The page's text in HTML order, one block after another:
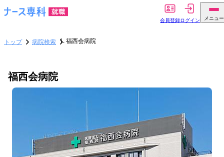
会員登録ログイン メニュー
トップ 病院検索 福西会病院
福西会病院